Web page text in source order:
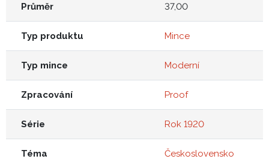
Průměr 37,00
Typ produktu Mince
Typ mince Moderní
Zpracování Proof
Série Rok 1920
Téma Československo